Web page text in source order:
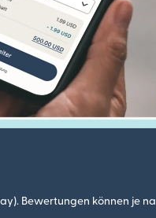
Bewertungen können je